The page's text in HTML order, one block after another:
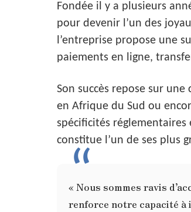
Fondée il y a plusieurs
pour devenir l’un des
l’entreprise propose une
paiements en ligne,
Son succès repose sur
en Afrique du Sud ou
spécificités réglementaires
constitue l’un de ses plus
« Nous sommes ravis
renforce notre capacité à